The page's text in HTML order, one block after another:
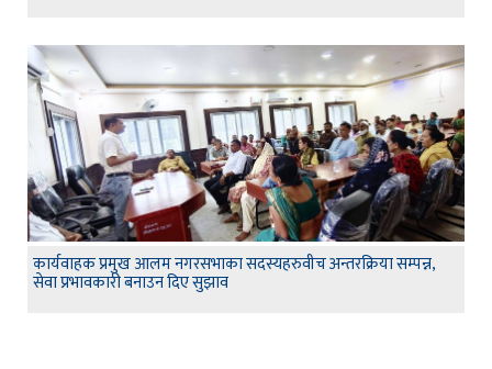
कार्यवाहक प्रमुख आलम नगरसभाका सदस्यहरुवीच अन्तरक्रिया सम्पन्न,
सेवा प्रभावकारी बनाउन दिए सुझाव